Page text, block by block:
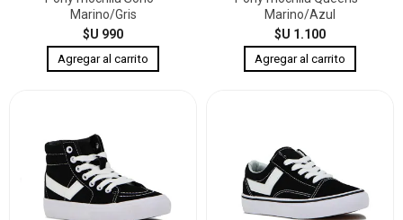
Marino/Gris
$U 990
Marino/Azul
$U 1.100